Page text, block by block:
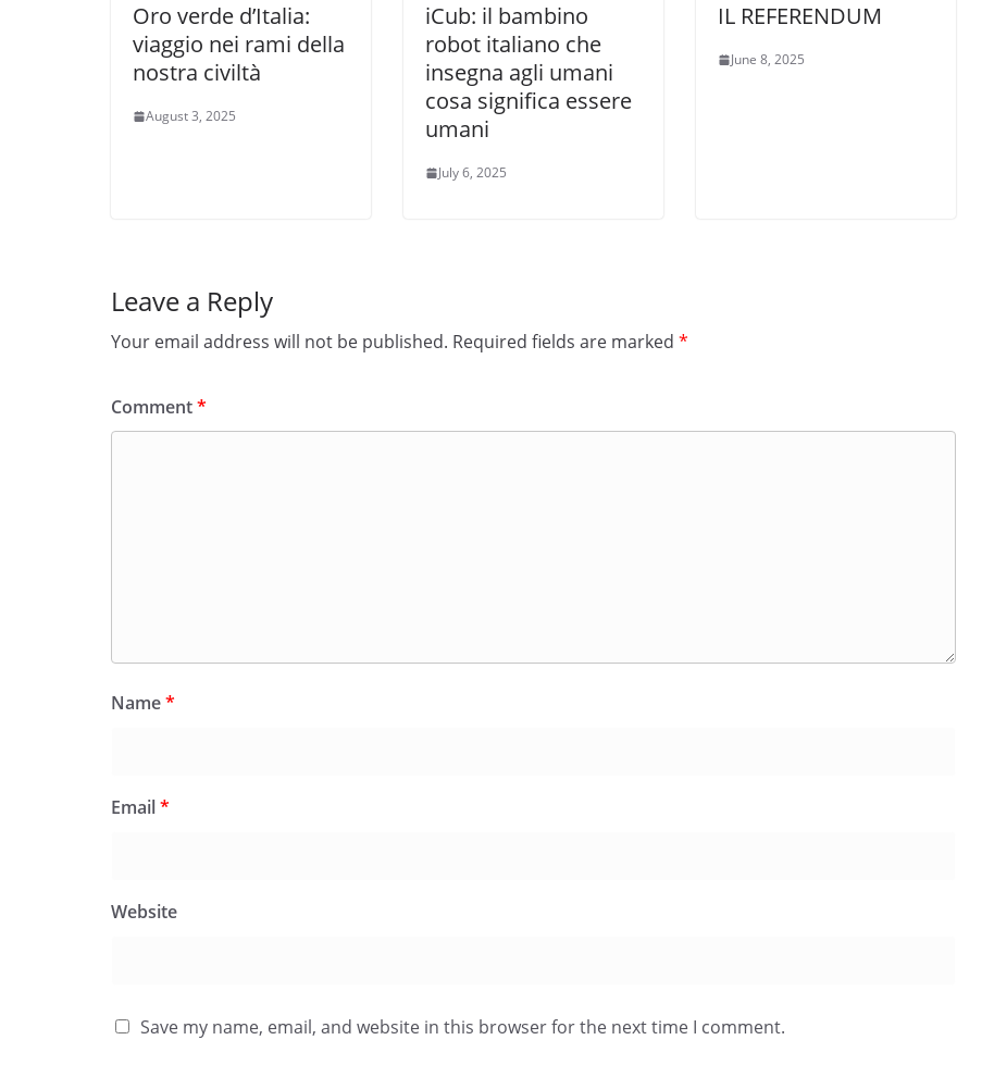
Oro verde d’Italia:
viaggio nei rami della
nostra civiltà
August 3, 2025
iCub: il bambino
robot italiano che
insegna agli umani
cosa significa essere
umani
July 6, 2025
IL REFERENDUM
June 8, 2025
Leave a Reply
Your email address will not be published. Required fields are marked *
Comment*
Name*
Email*
Website
Save my name, email, and website in this browser for the next time I comment.